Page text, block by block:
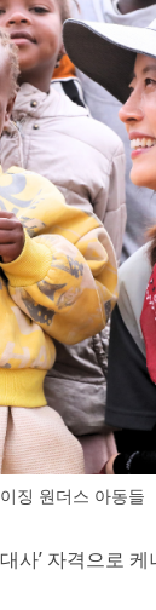
징 원더스 아동들
사’ 자격으로